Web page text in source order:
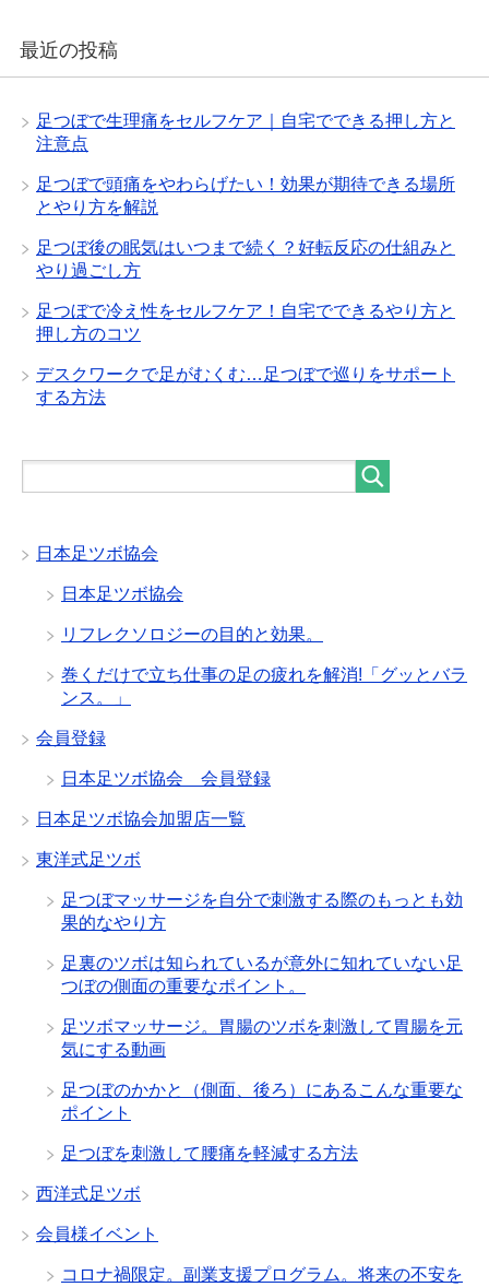
最近の投稿
足つぼで生理痛をセルフケア｜自宅でできる押し方と
注意点
足つぼで頭痛をやわらげたい！効果が期待できる場所
とやり方を解説
足つぼ後の眠気はいつまで続く？好転反応の仕組みと
やり過ごし方
足つぼで冷え性をセルフケア！自宅でできるやり方と
押し方のコツ
デスクワークで足がむくむ…足つぼで巡りをサポート
する方法
日本足ツボ協会
日本足ツボ協会
リフレクソロジーの目的と効果。
巻くだけで立ち仕事の足の疲れを解消!「グッとバラ
ンス。」
会員登録
日本足ツボ協会 会員登録
日本足ツボ協会加盟店一覧
東洋式足ツボ
足つぼマッサージを自分で刺激する際のもっとも効
果的なやり方
足裏のツボは知られているが意外に知れていない足
つぼの側面の重要なポイント。
足ツボマッサージ。胃腸のツボを刺激して胃腸を元
気にする動画
足つぼのかかと（側面、後ろ）にあるこんな重要な
ポイント
足つぼを刺激して腰痛を軽減する方法
西洋式足ツボ
会員様イベント
コロナ禍限定。副業支援プログラム。将来の不安を